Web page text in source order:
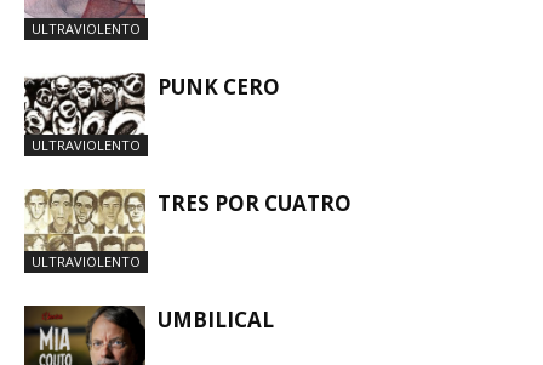
ULTRAVIOLENTO
ULTRAVIOLENTO
PUNK CERO
ULTRAVIOLENTO
TRES POR CUATRO
UMBILICAL